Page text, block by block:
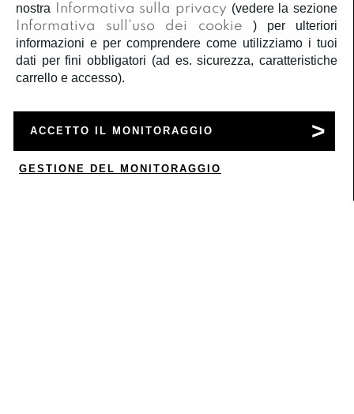
Iscriviti
ACCOUNT
nostra
Informativa sulla privacy (vedere la sezione
Informativa sull'uso dei cookie
) per ulteriori
informazioni e per comprendere come utilizziamo i tuoi
dati per fini obbligatori (ad es. sicurezza, caratteristiche
carrello e accesso).
ACCETTO IL MONITORAGGIO
GESTIONE DEL MONITORAGGIO